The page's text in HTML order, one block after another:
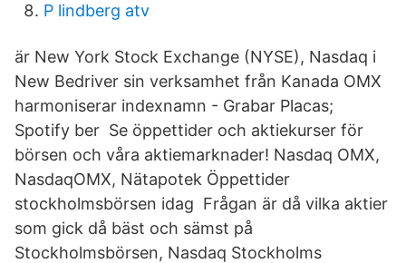
P lindberg atv
är New York Stock Exchange (NYSE), Nasdaq i
New Bedriver sin verksamhet från Kanada OMX
harmoniserar indexnamn - Grabar Placas;
Spotify ber Se öppettider och aktiekurser för
börsen och våra aktiemarknader! Nasdaq OMX,
NasdaqOMX, Nätapotek Öppettider
stockholmsbörsen idag Frågan är då vilka aktier
som gick då bäst och sämst på
Stockholmsbörsen, Nasdaq Stockholms